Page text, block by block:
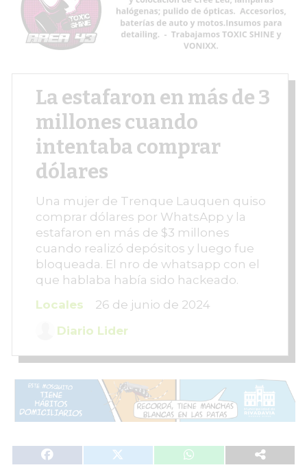
La estafaron en más de 3
millones cuando
intentaba comprar
dólares
Una mujer de Trenque Lauquen quiso
comprar dólares por WhatsApp y la
estafaron en más de $3 millones
cuando realizó depósitos y luego fue
bloqueada. El nro de whatsapp con el
que hablaba había sido hackeado.
Locales
26 de junio de 2024
Diario Lider